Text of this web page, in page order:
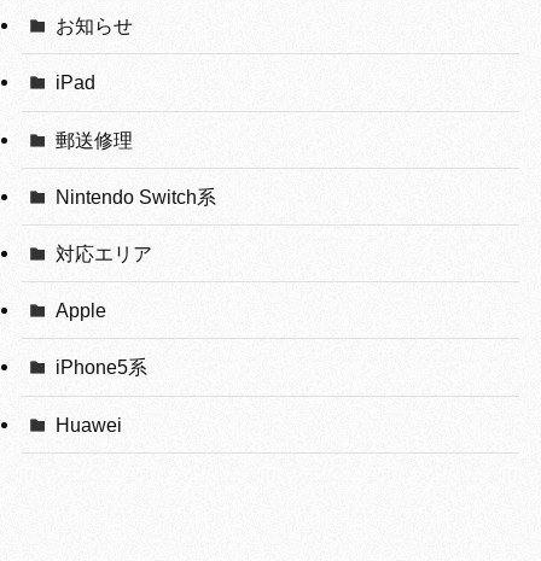
お知らせ
iPad
郵送修理
Nintendo Switch系
対応エリア
Apple
iPhone5系
Huawei